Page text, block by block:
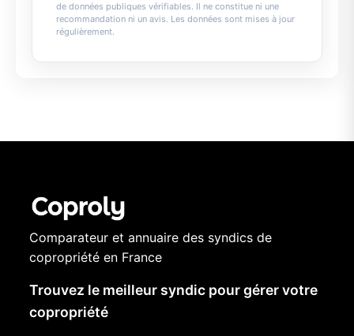
de données publiques vérifiables. Il ne constitue ni une
recommandation ni un avis. Les données sont mises à jour
régulièrement.
Comparateur et annuaire des syndics de
copropriété en France
Trouvez le meilleur syndic pour gérer votre
copropriété